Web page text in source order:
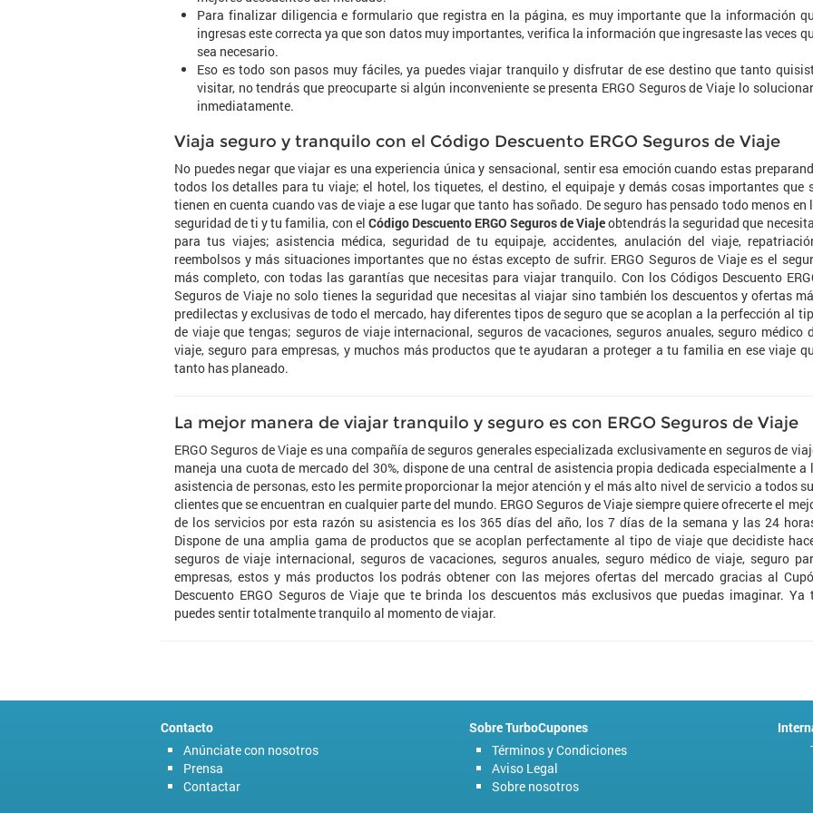
Para finalizar diligencia e formulario que registra en la página, es muy importante que la información
ingresas este correcta ya que son datos muy importantes, verifica la información que ingresaste las veces
sea necesario.
Eso es todo son pasos muy fáciles, ya puedes viajar tranquilo y disfrutar de ese destino que tanto
visitar, no tendrás que preocuparte si algún inconveniente se presenta ERGO Seguros de Viaje lo
inmediatamente.
Viaja seguro y tranquilo con el Código Descuento ERGO Seguros de Viaje
No puedes negar que viajar es una experiencia única y sensacional, sentir esa emoción cuando estas
todos los detalles para tu viaje; el hotel, los tiquetes, el destino, el equipaje y demás cosas importantes que
tienen en cuenta cuando vas de viaje a ese lugar que tanto has soñado. De seguro has pensado todo menos en
seguridad de ti y tu familia, con el Código Descuento ERGO Seguros de Viajeobtendrás la seguridad que
para tus viajes; asistencia médica, seguridad de tu equipaje, accidentes, anulación del viaje,
reembolsos y más situaciones importantes que no éstas excepto de sufrir. ERGO Seguros de Viaje es el
más completo, con todas las garantías que necesitas para viajar tranquilo. Con los Códigos Descuento
Seguros de Viaje no solo tienes la seguridad que necesitas al viajar sino también los descuentos y ofertas
predilectas y exclusivas de todo el mercado, hay diferentes tipos de seguro que se acoplan a la perfección al
de viaje que tengas; seguros de viaje internacional, seguros de vacaciones, seguros anuales, seguro médico
viaje, seguro para empresas, y muchos más productos que te ayudaran a proteger a tu familia en ese viaje
tanto has planeado.
La mejor manera de viajar tranquilo y seguro es con ERGO Seguros de Viaje
ERGO Seguros de Viaje es una compañía de seguros generales especializada exclusivamente en seguros de
maneja una cuota de mercado del 30%, dispone de una central de asistencia propia dedicada especialmente a
asistencia de personas, esto les permite proporcionar la mejor atención y el más alto nivel de servicio a todos
clientes que se encuentran en cualquier parte del mundo. ERGO Seguros de Viaje siempre quiere ofrecerte el
de los servicios por esta razón su asistencia es los 365 días del año, los 7 días de la semana y las 24
Dispone de una amplia gama de productos que se acoplan perfectamente al tipo de viaje que decidiste
seguros de viaje internacional, seguros de vacaciones, seguros anuales, seguro médico de viaje, seguro
empresas, estos y más productos los podrás obtener con las mejores ofertas del mercado gracias al
Descuento ERGO Seguros de Viaje que te brinda los descuentos más exclusivos que puedas imaginar. Ya
puedes sentir totalmente tranquilo al momento de viajar.
Contacto
Anúnciate con nosotros
Prensa
Contactar
Sobre TurboCupones
Términos y Condiciones
Aviso Legal
Sobre nosotros